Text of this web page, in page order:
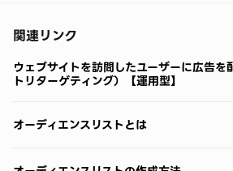
関連リンク
ウェブサイトを訪問したユーザーに広告を
トリターゲティング）【運用型】
オーディエンスリストとは